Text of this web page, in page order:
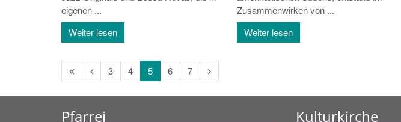
eigenen ...
Weiter lesen
Zusammenwirken von ...
Weiter lesen
Erste
Seite
Vorherige
Seite
3 4 5 6 7
Nächste
Seite
Pfarrei Kulturkirche